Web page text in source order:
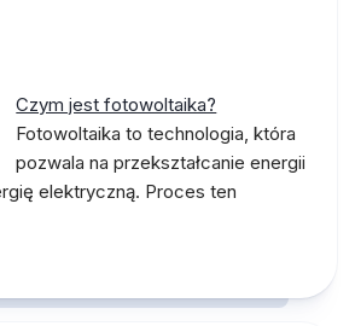
Czym jest fotowoltaika?
Fotowoltaika to technologia, która
pozwala na przekształcanie energii
elektryczną. Proces ten